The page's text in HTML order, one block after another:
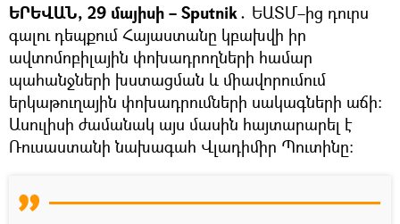
ԵՐԵՎԱՆ, 29 մայիսի – Sputnik․ ԵԱՏՄ–ից դուրս
գալու դեպքում Հայաստանը կբախվի իր
ավտոմոբիլային փոխադրողների համար
պահանջների խստացման և միավորումում
երկաթուղային փոխադրումների սակագների աճի։
Ասուլիսի ժամանակ այս մասին հայտարարել է
Ռուսաստանի նախագահ Վլադիմիր Պուտինը։